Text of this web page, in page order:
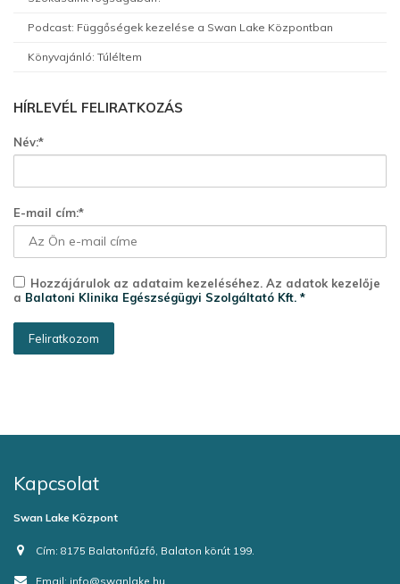
Podcast: Függőségek kezelése a Swan Lake Központban
Könyvajánló: Túléltem
HÍRLEVÉL FELIRATKOZÁS
Név:*
E-mail cím:*
Hozzájárulok az adataim kezeléséhez. Az adatok kezelője
a Balatoni Klinika Egészségügyi Szolgáltató Kft. *
Kapcsolat
Swan Lake Központ
Cím: 8175 Balatonfűzfő, Balaton körút 199.
Email: info@swanlake.hu